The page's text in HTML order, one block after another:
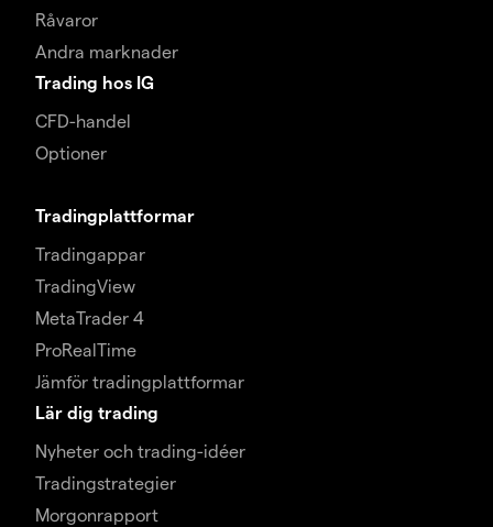
Råvaror
Andra marknader
Trading hos IG
CFD-handel
Optioner
Tradingplattformar
Tradingappar
TradingView
MetaTrader 4
ProRealTime
Jämför tradingplattformar
Lär dig trading
Nyheter och trading-idéer
Tradingstrategier
Morgonrapport